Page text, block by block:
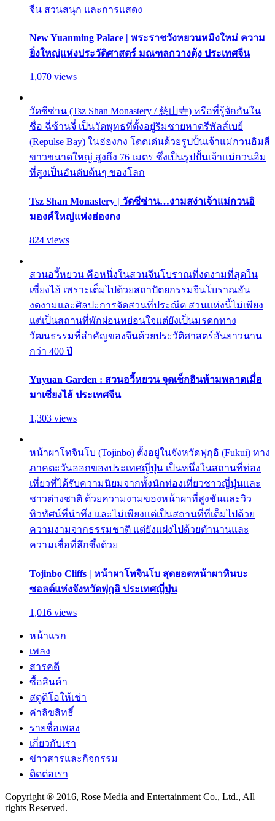
จีน สวนสนุก และการแสดง
New Yuanming Palace | พระราชวังหยวนหมิงใหม่ ความ
ยิ่งใหญ่แห่งประวัติศาสตร์ มณฑลกวางตุ้ง ประเทศจีน
1,070 views
วัดซีซ่าน (Tsz Shan Monastery / 慈山寺) หรือที่รู้จักกันใน
ชื่อ ฉี่ซ้านจี๋ เป็นวัดพุทธที่ตั้งอยู่ริมชายหาดรีพัลส์เบย์
(Repulse Bay) ในฮ่องกง โดดเด่นด้วยรูปปั้นเจ้าแม่กวนอิมสี
ขาวขนาดใหญ่ สูงถึง 76 เมตร ซึ่งเป็นรูปปั้นเจ้าแม่กวนอิม
ที่สูงเป็นอันดับต้นๆ ของโลก
Tsz Shan Monastery | วัดซีซ่าน…งามสง่าเจ้าแม่กวนอิ
มองค์ใหญ่แห่งฮ่องกง
824 views
สวนอวี้หยวน คือหนึ่งในสวนจีนโบราณที่งดงามที่สุดใน
เซี่ยงไฮ้ เพราะเต็มไปด้วยสถาปัตยกรรมจีนโบราณอัน
งดงามและศิลปะการจัดสวนที่ประณีต สวนแห่งนี้ไม่เพียง
แต่เป็นสถานที่พักผ่อนหย่อนใจแต่ยังเป็นมรดกทาง
วัฒนธรรมที่สำคัญของจีนด้วยประวัติศาสตร์อันยาวนาน
กว่า 400 ปี
Yuyuan Garden : สวนอวี้หยวน จุดเช็กอินห้ามพลาดเมื่อ
มาเซี่ยงไฮ้ ประเทศจีน
1,303 views
หน้าผาโทจินโบ (Tojinbo) ตั้งอยู่ในจังหวัดฟุกุอิ (Fukui) ทาง
ภาคตะวันออกของประเทศญี่ปุ่น เป็นหนึ่งในสถานที่ท่อง
เที่ยวที่ได้รับความนิยมจากทั้งนักท่องเที่ยวชาวญี่ปุ่นและ
ชาวต่างชาติ ด้วยความงามของหน้าผาที่สูงชันและวิว
ทิวทัศน์ที่น่าทึ่ง และไม่เพียงแต่เป็นสถานที่ที่เต็มไปด้วย
ความงามจากธรรมชาติ แต่ยังแฝงไปด้วยตำนานและ
ความเชื่อที่ลึกซึ้งด้วย
Tojinbo Cliffs | หน้าผาโทจินโบ สุดยอดหน้าผาหินบะ
ซอลต์แห่งจังหวัดฟุกุอิ ประเทศญี่ปุ่น
1,016 views
หน้าแรก
เพลง
สารคดี
ซื้อสินค้า
สตูดิโอให้เช่า
ค่าลิขสิทธิ์
รายชื่อเพลง
เกี่ยวกับเรา
ข่าวสารและกิจกรรม
ติดต่อเรา
Copyright ® 2016, Rose Media and Entertainment Co., Ltd., All
rights Reserved.